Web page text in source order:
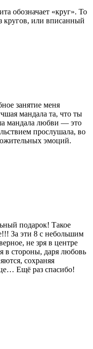
обозначает «круг». То
кругов, или вписанный
занятие меня
мандала та, что ты
мандала любви — это
прослушала, во
эмоций.
подарок! Такое
За эти 8 с небольшим
не зря в центре
в стороны, даря любовь
сохраняя
Ещё раз спасибо!